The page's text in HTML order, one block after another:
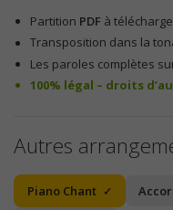
Partition PDF à
Transposition dans la
Les paroles complètes
100% légal – droits
Autres
Piano Chant